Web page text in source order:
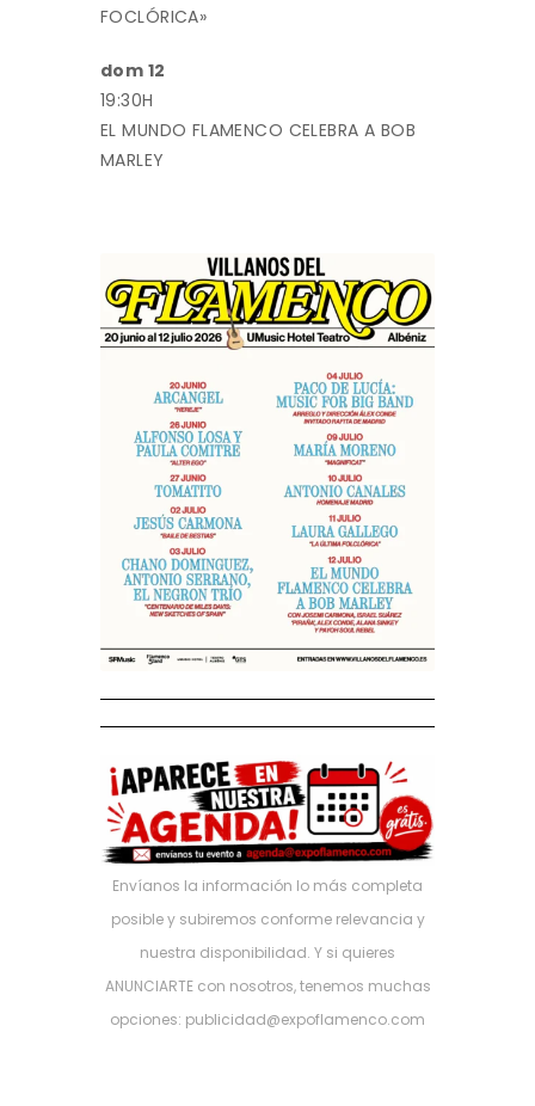
FOCLÓRICA»
dom 12
19:30H
EL MUNDO FLAMENCO CELEBRA A BOB
MARLEY
Envíanos la información lo más completa
posible y subiremos conforme relevancia y
nuestra disponibilidad. Y si quieres
ANUNCIARTE con nosotros, tenemos muchas
opciones: publicidad@expoflamenco.com